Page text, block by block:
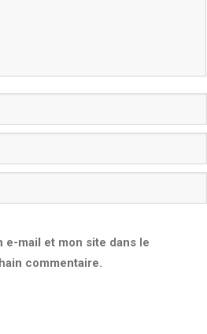
e-mail et mon site dans le
commentaire.